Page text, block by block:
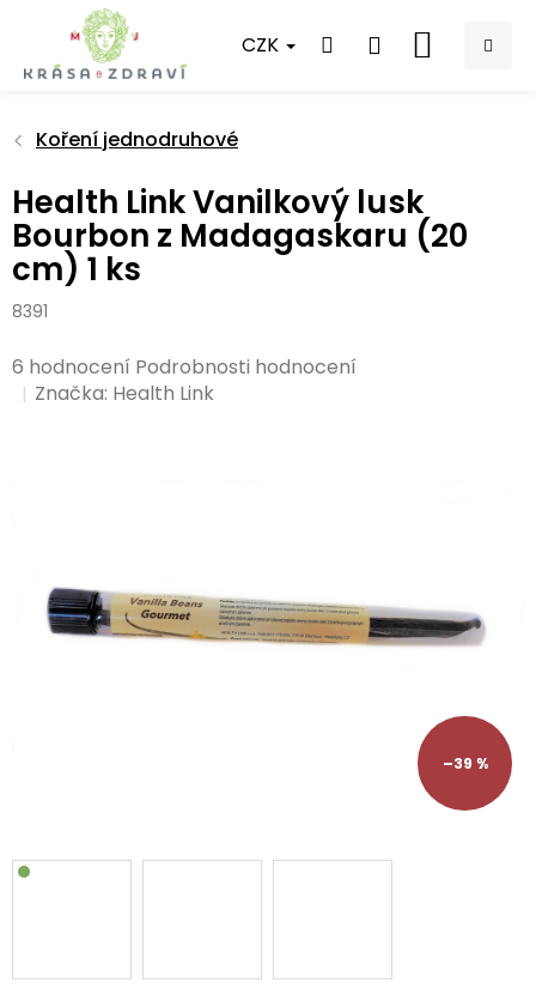
obsah
CZK
NÁKUPNÍ
Koření jednodruhové
Health Link Vanilkový lusk
Bourbon z Madagaskaru (20
cm) 1 ks
8391
Průměrné
hodnocení
6 hodnocení Podrobnosti hodnocení
Značka: Health Link
–39 %